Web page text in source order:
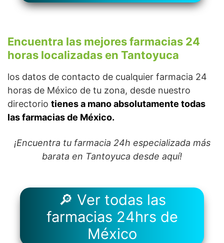
Encuentra las mejores farmacias 24
horas localizadas en Tantoyuca
los datos de contacto de cualquier farmacia 24
horas de México de tu zona, desde nuestro
directorio tienes a mano absolutamente todas
las farmacias de México.
¡Encuentra tu farmacia 24h especializada más
barata en Tantoyuca desde aquí!
🔎 Ver todas las
farmacias 24hrs de
México